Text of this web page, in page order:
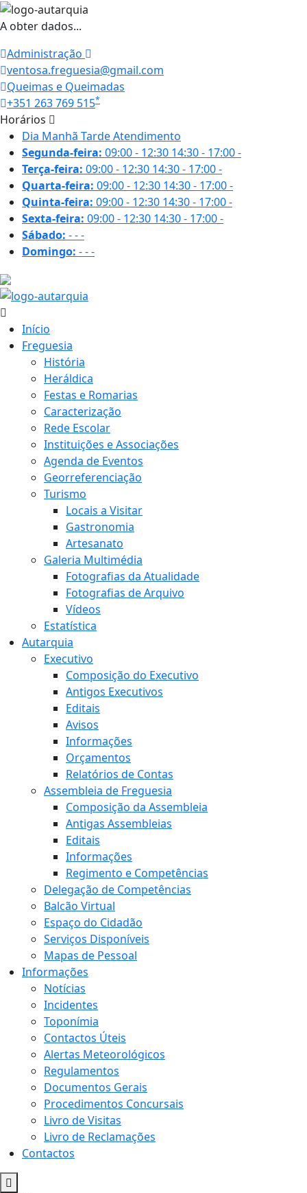
A obter dados...
Administração
ventosa.freguesia@gmail.com
Queimas e Queimadas
+351 263 769 515*
Horários
Dia Manhã TardeAtendimento
Segunda-feira: 09:00 - 12:30 14:30 - 17:00-
Terça-feira: 09:00 - 12:30 14:30 - 17:00-
Quarta-feira: 09:00 - 12:30 14:30 - 17:00-
Quinta-feira: 09:00 - 12:30 14:30 - 17:00-
Sexta-feira: 09:00 - 12:30 14:30 - 17:00-
Sábado: ---
Domingo: ---
Início
Freguesia
História
Heráldica
Festas e Romarias
Caracterização
Rede Escolar
Instituições e Associações
Agenda de Eventos
Georreferenciação
Turismo
Locais a Visitar
Gastronomia
Artesanato
Galeria Multimédia
Fotografias da Atualidade
Fotografias de Arquivo
Vídeos
Estatística
Autarquia
Executivo
Composição do Executivo
Antigos Executivos
Editais
Avisos
Informações
Orçamentos
Relatórios de Contas
Assembleia de Freguesia
Composição da Assembleia
Antigas Assembleias
Editais
Informações
Regimento e Competências
Delegação de Competências
Balcão Virtual
Espaço do Cidadão
Serviços Disponíveis
Mapas de Pessoal
Informações
Notícias
Incidentes
Toponímia
Contactos Úteis
Alertas Meteorológicos
Regulamentos
Documentos Gerais
Procedimentos Concursais
Livro de Visitas
Livro de Reclamações
Contactos